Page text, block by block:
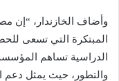
وأضاف الخازندار، “إن
المبتكرة التي تسعى
الدراسية تساهم
والتطور، حيث يمثل دعم